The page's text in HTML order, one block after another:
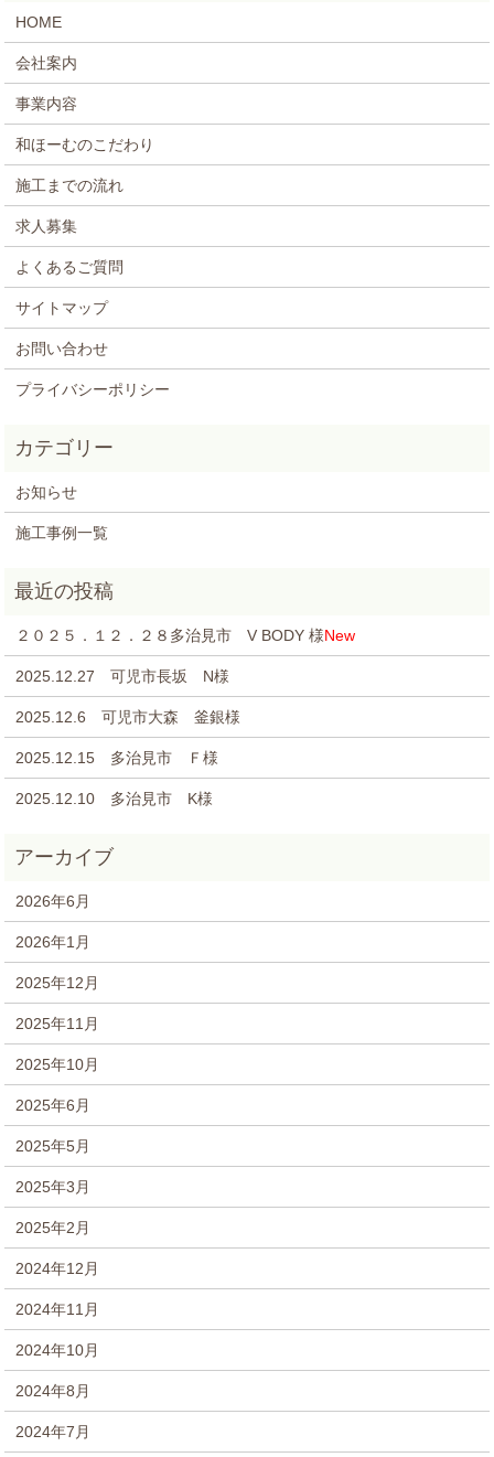
HOME
会社案内
事業内容
和ほーむのこだわり
施工までの流れ
求人募集
よくあるご質問
サイトマップ
お問い合わせ
プライバシーポリシー
お知らせ
施工事例一覧
２０２５．１２．２８多治見市 V BODY 様New
2025.12.27 可児市長坂 N様
2025.12.6 可児市大森 釜銀様
2025.12.15 多治見市 Ｆ様
2025.12.10 多治見市 K様
2026年6月
2026年1月
2025年12月
2025年11月
2025年10月
2025年6月
2025年5月
2025年3月
2025年2月
2024年12月
2024年11月
2024年10月
2024年8月
2024年7月